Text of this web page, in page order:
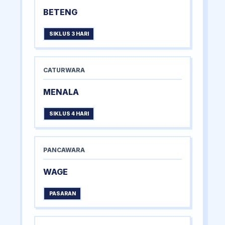
BETENG
SIKLUS 3 HARI
CATURWARA
MENALA
SIKLUS 4 HARI
PANCAWARA
WAGE
PASARAN